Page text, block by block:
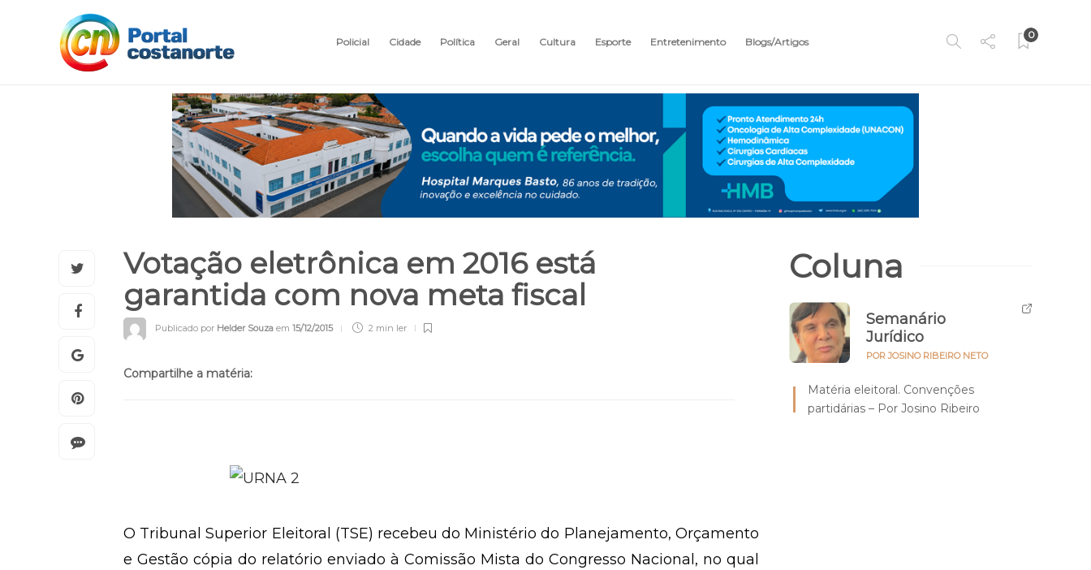
Policial Cidade Política Geral Cultura Esporte Entretenimento Blogs/Artigos
0
Votação eletrônica em 2016 está
garantida com nova meta fiscal
Publicado por Helder Souza em 15/12/2015 2 min ler
Compartilhe a matéria:
O Tribunal Superior Eleitoral (TSE) recebeu do Ministério do Planejamento, Orçamento
e Gestão cópia do relatório enviado à Comissão Mista do Congresso Nacional, no qual
Coluna
Semanário
Jurídico
POR JOSINO RIBEIRO NETO
Matéria eleitoral. Convenções
partidárias – Por Josino Ribeiro